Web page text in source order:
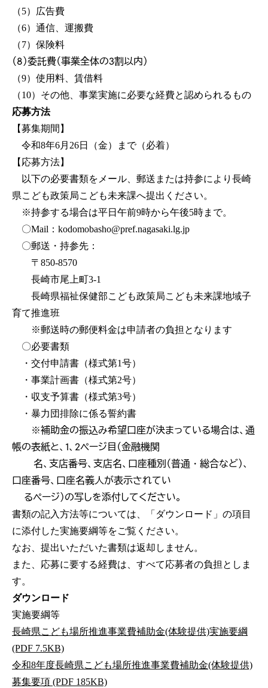
（5）広告費
（6）通信、運搬費
（7）保険料
（8）委託費（事業全体の3割以内）
（9）使用料、賃借料
（10）その他、事業実施に必要な経費と認められるもの
応募方法
【募集期間】
令和8年6月26日（金）まで（必着）
【応募方法】
以下の必要書類をメール、郵送または持参により長崎
県こども政策局こども未来課へ提出ください。
※持参する場合は平日午前9時から午後5時まで。
〇Mail：kodomobasho@pref.nagasaki.lg.jp
〇郵送・持参先：
〒850-8570
長崎市尾上町3-1
長崎県福祉保健部こども政策局こども未来課地域子
育て推進班
※郵送時の郵便料金は申請者の負担となります
〇必要書類
・交付申請書（様式第1号）
・事業計画書（様式第2号）
・収支予算書（様式第3号）
・暴力団排除に係る誓約書
※補助金の振込み希望口座が決まっている場合は、通
帳の表紙と、1、2ページ目（金融機関
名、支店番号、支店名、口座種別（普通・総合など）、
口座番号、口座名義人が表示されてい
るページ）の写しを添付してください。
書類の記入方法等については、「ダウンロード」の項目
に添付した実施要綱等をご覧ください。
なお、提出いただいた書類は返却しません。
また、応募に要する経費は、すべて応募者の負担としま
す。
ダウンロード
実施要綱等
長崎県こども場所推進事業費補助金(体験提供)実施要綱
(PDF 7.5KB)
令和8年度長崎県こども場所推進事業費補助金(体験提供)
募集要項 (PDF 185KB)